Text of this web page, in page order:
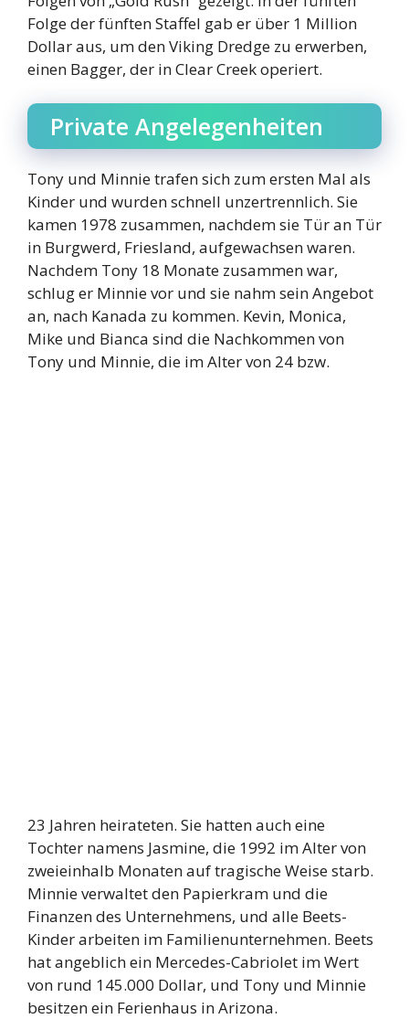
Folge der fünften Staffel gab er über 1 Million
Dollar aus, um den Viking Dredge zu erwerben,
einen Bagger, der in Clear Creek operiert.
Private Angelegenheiten
Tony und Minnie trafen sich zum ersten Mal als
Kinder und wurden schnell unzertrennlich. Sie
kamen 1978 zusammen, nachdem sie Tür an Tür
in Burgwerd, Friesland, aufgewachsen waren.
Nachdem Tony 18 Monate zusammen war,
schlug er Minnie vor und sie nahm sein Angebot
an, nach Kanada zu kommen. Kevin, Monica,
Mike und Bianca sind die Nachkommen von
Tony und Minnie, die im Alter von 24 bzw.
23 Jahren heirateten. Sie hatten auch eine
Tochter namens Jasmine, die 1992 im Alter von
zweieinhalb Monaten auf tragische Weise starb.
Minnie verwaltet den Papierkram und die
Finanzen des Unternehmens, und alle Beets-
Kinder arbeiten im Familienunternehmen. Beets
hat angeblich ein Mercedes-Cabriolet im Wert
von rund 145.000 Dollar, und Tony und Minnie
besitzen ein Ferienhaus in Arizona.